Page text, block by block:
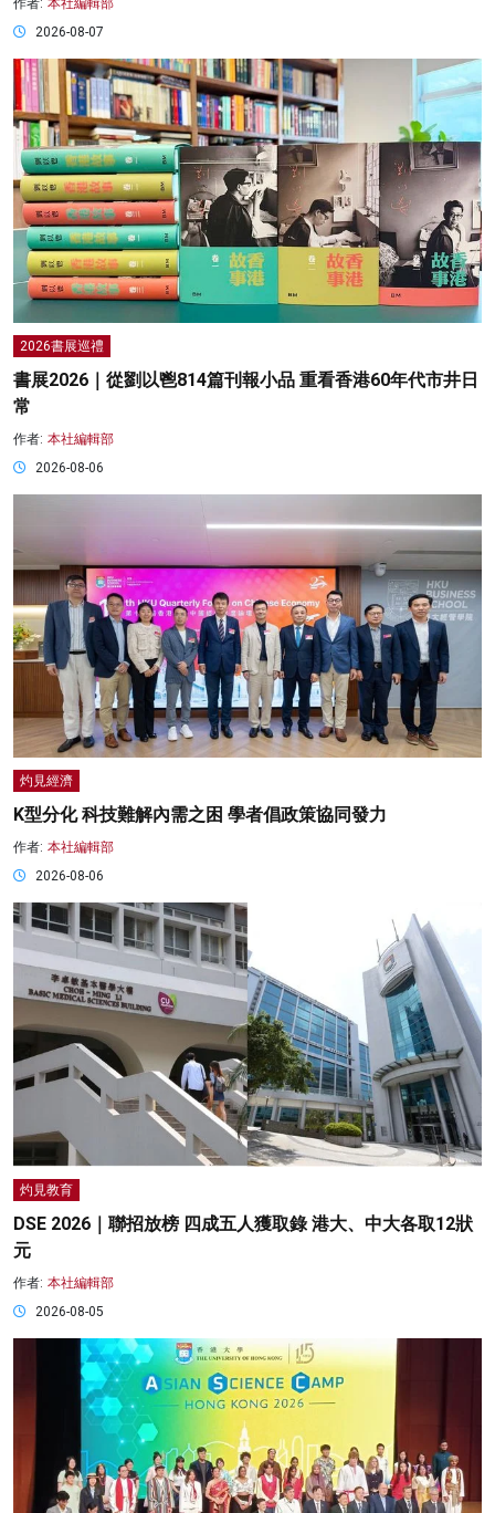
作者: 本社編輯部
2026-08-07
2026書展巡禮
書展2026｜從劉以鬯814篇刊報小品 重看香港60年代市井日
常
作者: 本社編輯部
2026-08-06
灼見經濟
K型分化 科技難解內需之困 學者倡政策協同發力
作者: 本社編輯部
2026-08-06
灼見教育
DSE 2026｜聯招放榜 四成五人獲取錄 港大、中大各取12狀
元
作者: 本社編輯部
2026-08-05